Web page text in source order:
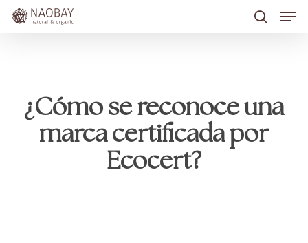
main
¿Cómo se reconoce una
marca certificada por
Ecocert?